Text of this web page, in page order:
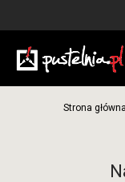
Strona główna